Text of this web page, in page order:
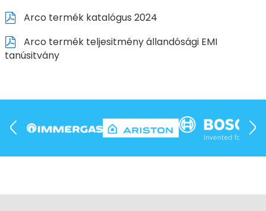
Arco termék katalógus 2024
Arco termék teljesitmény állandósági EMI
tanúsitvány